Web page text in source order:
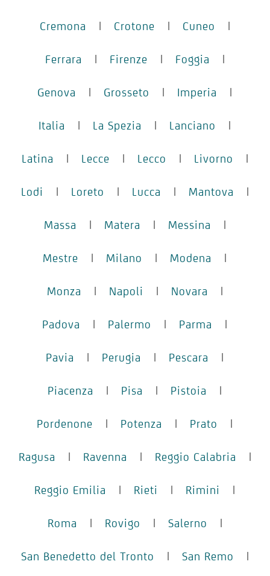
Cremona | Crotone | Cuneo |
Ferrara | Firenze | Foggia |
Genova | Grosseto | Imperia |
Italia | La Spezia | Lanciano |
Latina | Lecce | Lecco | Livorno |
Lodi | Loreto | Lucca | Mantova |
Massa | Matera | Messina |
Mestre | Milano | Modena |
Monza | Napoli | Novara |
Padova | Palermo | Parma |
Pavia | Perugia | Pescara |
Piacenza | Pisa | Pistoia |
Pordenone | Potenza | Prato |
Ragusa | Ravenna | Reggio Calabria |
Reggio Emilia | Rieti | Rimini |
Roma | Rovigo | Salerno |
San Benedetto del Tronto | San Remo |